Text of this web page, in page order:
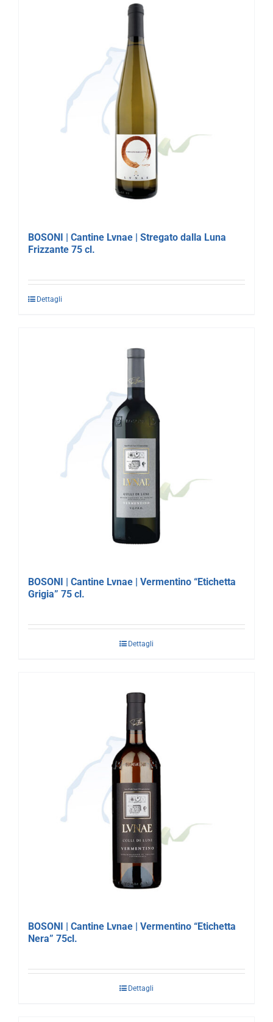
BOSONI | Cantine Lvnae | Stregato dalla Luna
Frizzante 75 cl.
Dettagli
BOSONI | Cantine Lvnae | Vermentino “Etichetta
Grigia” 75 cl.
Dettagli
BOSONI | Cantine Lvnae | Vermentino “Etichetta
Nera” 75cl.
Dettagli